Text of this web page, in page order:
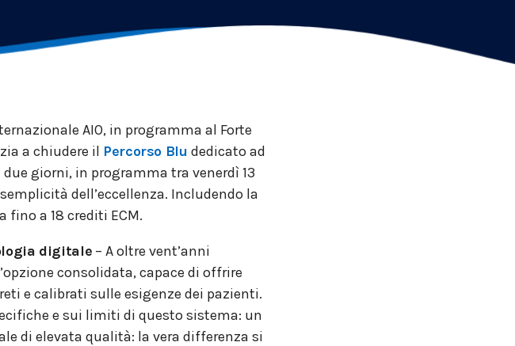
AIO, in programma al Forte
a chiudere il Percorso Blu dedicato ad
giorni, in programma tra venerdì 13
dell’eccellenza. Includendo la
fino a 18 crediti ECM.
digitale – A oltre vent’anni
consolidata, capace di offrire
e calibrati sulle esigenze dei pazienti.
e sui limiti di questo sistema: un
di elevata qualità: la vera differenza si